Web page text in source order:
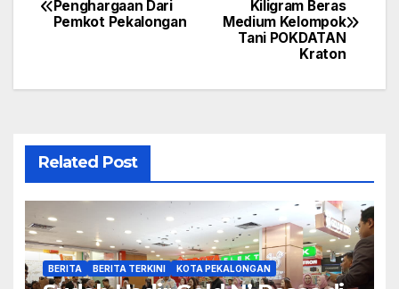
pos
Kiligram Beras
Medium Kelompok
Tani POKDATAN
Kraton
Penghargaan Dari
Pemkot Pekalongan
Related Post
BERITA BERITA TERKINI KOTA PEKALONGAN